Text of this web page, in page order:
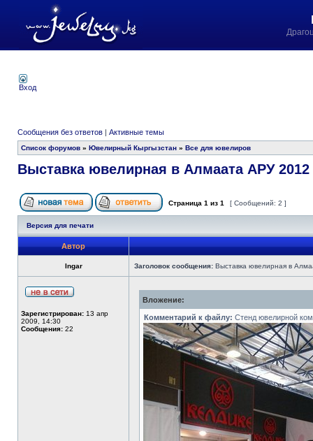
Вход
Сообщения без ответов | Активные темы
Список форумов » Ювелирный Кыргызстан » Все для ювелиров
Выставка ювелирная в Алмаата АРУ 2012
Страница 1 из 1 [ Сообщений: 2 ]
Версия для печати
Автор
Ingar Заголовок сообщения: Выставка ювелирная в
Зарегистрирован: 13 апр
2009, 14:30
Сообщения: 22
Вложение:
Комментарий к файлу: Стенд ювелирной